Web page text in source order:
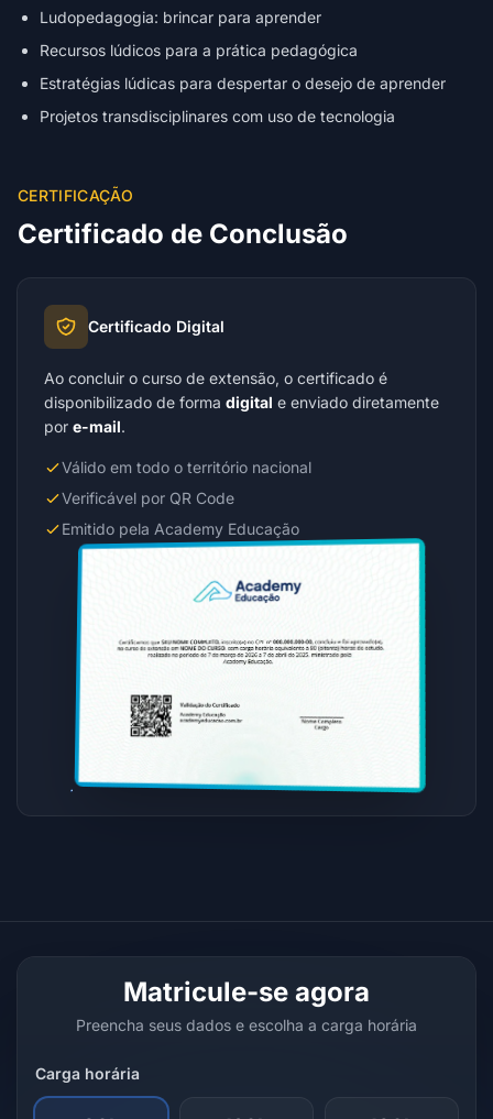
Ludopedagogia: brincar para aprender
Recursos lúdicos para a prática pedagógica
Estratégias lúdicas para despertar o desejo de aprender
Projetos transdisciplinares com uso de tecnologia
CERTIFICAÇÃO
Certificado de Conclusão
Certificado Digital
Ao concluir o curso de extensão, o certificado é
disponibilizado de forma digital e enviado diretamente
por e-mail.
Válido em todo o território nacional
Verificável por QR Code
Emitido pela Academy Educação
Matricule-se agora
Preencha seus dados e escolha a carga horária
Carga horária